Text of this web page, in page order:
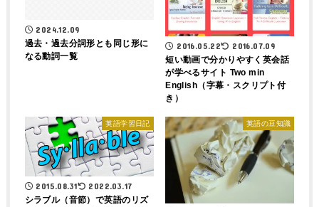
2024.12.09
過去・過去分詞形とも同じ形に
なる動詞一覧
2016.05.22 2016.07.09
短い動画で分かりやすく英会話
が学べるサイト Two min
English（字幕・スクリプト付
き）
英語学習日記
2015.08.31 2022.03.17
シラブル（音節）で英語のリズ
英語の豆知識